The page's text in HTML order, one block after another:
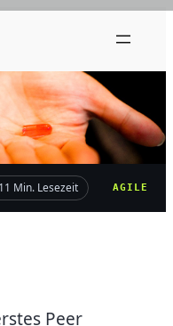
11 Min. Lesezeit AGILE
Peer